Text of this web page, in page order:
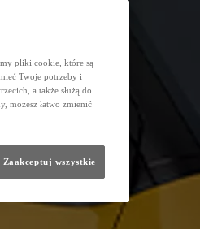
pliki cookie, które są
Twoje potrzeby i
a także służą do
możesz łatwo zmienić
Zaakceptuj wszystkie